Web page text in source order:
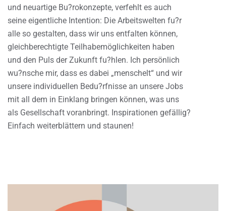
und neuartige Bu?rokonzepte, verfehlt es auch
seine eigentliche Intention: Die Arbeitswelten fu?r
alle so gestalten, dass wir uns entfalten können,
gleichberechtigte Teilhabemöglichkeiten haben
und den Puls der Zukunft fu?hlen. Ich persönlich
wu?nsche mir, dass es dabei „menschelt“ und wir
unsere individuellen Bedu?rfnisse an unsere Jobs
mit all dem in Einklang bringen können, was uns
als Gesellschaft voranbringt. Inspirationen gefällig?
Einfach weiterblättern und staunen!